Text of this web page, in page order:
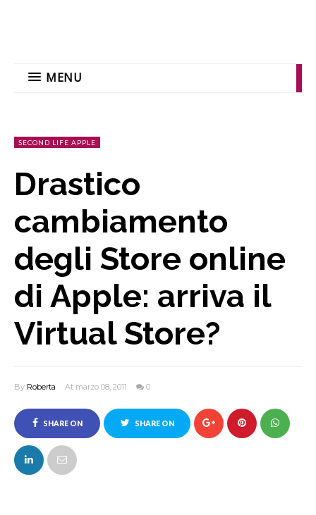
MENU
SECOND LIFE APPLE
Drastico
cambiamento
degli Store online
di Apple: arriva il
Virtual Store?
By Roberta At marzo 08, 2011 0
SHARE ON
FACEBOOK
SHARE ON